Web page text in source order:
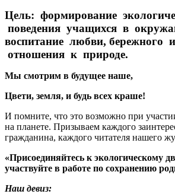
Цель: формирование
поведения учащихся в
воспитание любви, бережного
отношения к природе.
Мы смотрим в будущее наше,
Цвети, земля, и будь всех краше!
И помните, что это возможно при
на планете. Призываем каждого
гражданина, каждого читателя нашего
«Присоединяйтесь к экологическому
участвуйте в работе по сохранению
Наш девиз: